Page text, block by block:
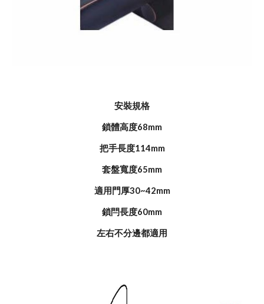
安裝規格
鎖體高度68mm
把手長度114mm
套盤寬度65mm
適用門厚30~42mm
鎖閂長度60mm
左右不分邊都適用